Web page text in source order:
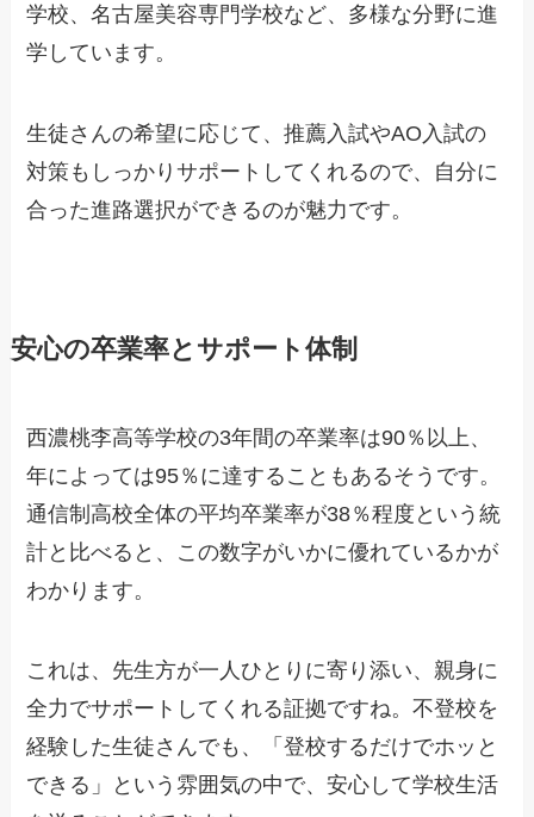
学校、名古屋美容専門学校など、多様な分野に進
学しています。
生徒さんの希望に応じて、推薦入試やAO入試の
対策もしっかりサポートしてくれるので、自分に
合った進路選択ができるのが魅力です。
安心の卒業率とサポート体制
西濃桃李高等学校の3年間の卒業率は90％以上、
年によっては95％に達することもあるそうです。
通信制高校全体の平均卒業率が38％程度という統
計と比べると、この数字がいかに優れているかが
わかります。
これは、先生方が一人ひとりに寄り添い、親身に
全力でサポートしてくれる証拠ですね。不登校を
経験した生徒さんでも、「登校するだけでホッと
できる」という雰囲気の中で、安心して学校生活